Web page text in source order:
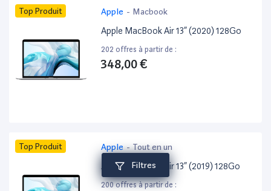
Filtres
Top Produit Apple - Macbook
Apple MacBook Air 13” (2020) 128Go
202 offres à partir de :
348,00 €
Top Produit Apple- Tout en un
Apple MacBook Air 13” (2019) 128Go
200 offres à partir de :